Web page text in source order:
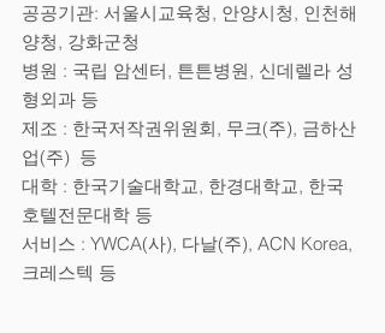
공공기관: 서울시교육청, 안양시청, 인천해
양청, 강화군청
병원 : 국립 암센터, 튼튼병원, 신데렐라 성
형외과 등
제조 : 한국저작권위원회, 무크(주), 금하산
업(주) 등
대학 : 한국기술대학교, 한경대학교, 한국
호텔전문대학 등
서비스 : YWCA(사), 다날(주), ACN Korea,
크레스텍 등